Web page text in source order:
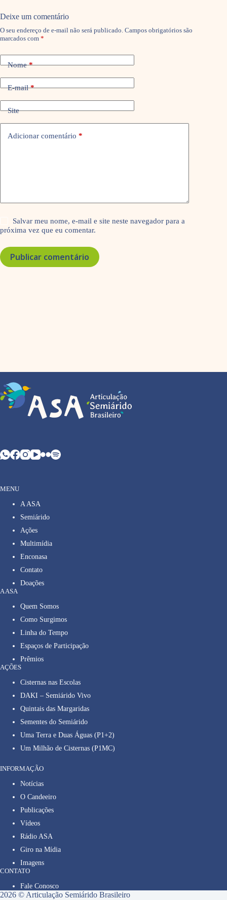
Deixe um comentário
O seu endereço de e-mail não será publicado. Campos obrigatórios são
marcados com *
Nome*
E-mail*
Site
Adicionar comentário *
Salvar meu nome, e-mail e site neste navegador para a
próxima vez que eu comentar.
Publicar comentário
MENU
A ASA
Semiárido
Ações
Multimídia
Enconasa
Contato
Doações
A ASA
Quem Somos
Como Surgimos
Linha do Tempo
Espaços de Participação
Prêmios
AÇÕES
Cisternas nas Escolas
DAKI – Semiárido Vivo
Quintais das Margaridas
Sementes do Semiárido
Uma Terra e Duas Águas (P1+2)
Um Milhão de Cisternas (P1MC)
INFORMAÇÃO
Notícias
O Candeeiro
Publicações
Vídeos
Rádio ASA
Giro na Mídia
Imagens
CONTATO
Fale Conosco
2026 © Articulação Semiárido Brasileiro